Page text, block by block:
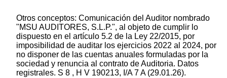
Otros conceptos: Comunicación del Auditor nombrado
"MSU AUDITORES, S.L.P.", al objeto de cumplir lo
dispuesto en el artículo 5.2 de la Ley 22/2015, por
imposibilidad de auditar los ejercicios 2022 al 2024, por
no disponer de las cuentas anuales formuladas por la
sociedad y renuncia al contrato de Auditoria. Datos
registrales. S 8 , H V 190213, I/A 7 A (29.01.26).